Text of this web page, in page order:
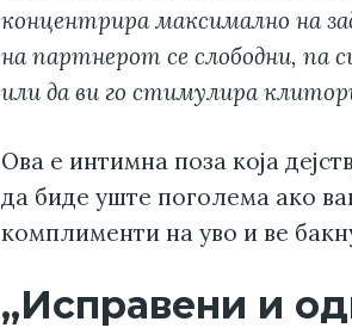
концентрира максимално на
на партнерот се слободни, па
или да ви го стимулира
Ова е интимна поза која
да биде уште поголема ако
комплименти на уво и ве
„Исправени и